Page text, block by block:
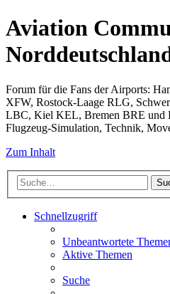
Aviation
Forum für die Fans der Airports:
XFW, Rostock-Laage RLG,
LBC, Kiel KEL, Bremen BRE und
Flugzeug-Simulation, Technik,
Zum Inhalt
Schnellzugriff
Unbeantwortete
Aktive Themen
Suche